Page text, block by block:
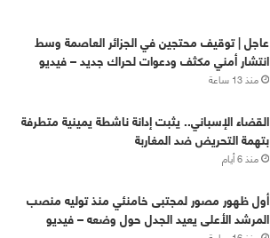
عاجل | توقيف محتجين في الجزائر العاصمة وسط
انتشار أمني مكثف ودعوات لحراك جديد – فيديو
منذ 13 ساعة
القضاء الإسباني.. يثبت إدانة ناشطة يمينية متطرفة
بتهمة التحريض ضد المغاربة
منذ 6 أيام
أول ظهور مصور لمجتبى خامنئي منذ توليه منصب
المرشد الأعلى يعيد الجدل حول وضعه – فيديو